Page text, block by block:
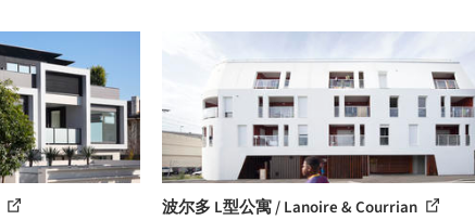
波尔多 L型公寓 / Lanoire & Courrian